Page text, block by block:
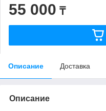
55 000 ₸
Описание Доставка
Описание